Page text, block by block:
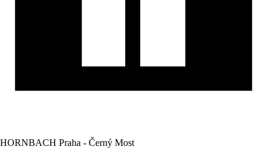
HORNBACH Praha - Černý Most